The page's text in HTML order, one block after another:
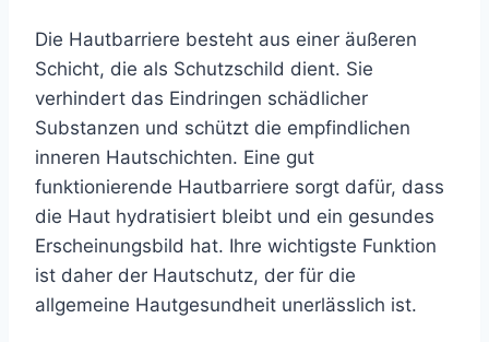
Die Hautbarriere besteht aus einer äußeren
Schicht, die als Schutzschild dient. Sie
verhindert das Eindringen schädlicher
Substanzen und schützt die empfindlichen
inneren Hautschichten. Eine gut
funktionierende Hautbarriere sorgt dafür, dass
die Haut hydratisiert bleibt und ein gesundes
Erscheinungsbild hat. Ihre wichtigste Funktion
ist daher der Hautschutz, der für die
allgemeine Hautgesundheit unerlässlich ist.